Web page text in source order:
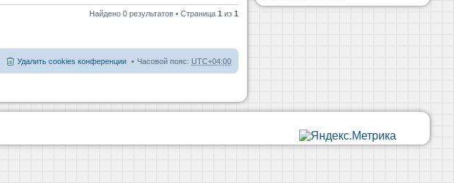
Найдено 0 результатов • Страница 1 из 1
Часовой пояс: UTC+04:00
Удалить cookies конференции